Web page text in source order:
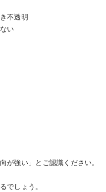
不透明
い
が強い」とご認識ください。
でしょう。